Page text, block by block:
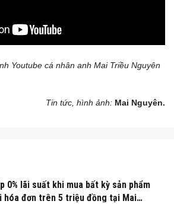
Youtube cá nhân anh Mai Triều Nguyên
Tin tức, hình ảnh: Mai Nguyên.
0% lãi suất khi mua bất kỳ sản phẩm
hóa đơn trên 5 triệu đồng tại Mai